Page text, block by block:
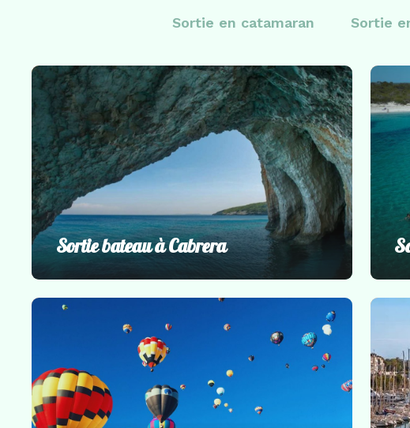
Sortie en catamaran Sortie
Sortie bateau à Cabrera
Sortie découverte,Sorties en bateau
Incontournables